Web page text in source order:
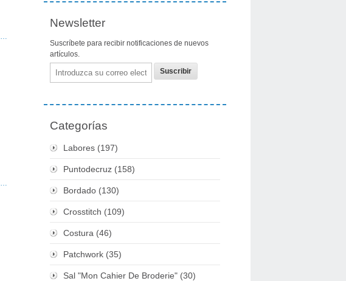
…
…
Newsletter
Suscríbete para recibir notificaciones de nuevos
artículos.
Email
Categorías
Labores (197)
Puntodecruz (158)
Bordado (130)
Crosstitch (109)
Costura (46)
Patchwork (35)
Sal "mon Cahier De Broderie" (30)